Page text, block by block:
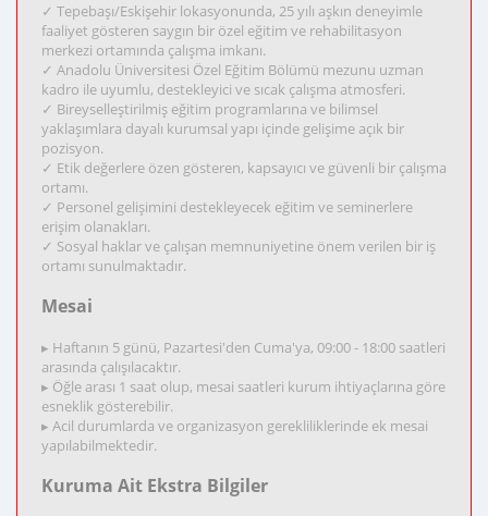
✓ Tepebaşı/Eskişehir lokasyonunda, 25 yılı aşkın deneyimle
faaliyet gösteren saygın bir özel eğitim ve rehabilitasyon
merkezi ortamında çalışma imkanı.
✓ Anadolu Üniversitesi Özel Eğitim Bölümü mezunu uzman
kadro ile uyumlu, destekleyici ve sıcak çalışma atmosferi.
✓ Bireyselleştirilmiş eğitim programlarına ve bilimsel
yaklaşımlara dayalı kurumsal yapı içinde gelişime açık bir
pozisyon.
✓ Etik değerlere özen gösteren, kapsayıcı ve güvenli bir çalışma
ortamı.
✓ Personel gelişimini destekleyecek eğitim ve seminerlere
erişim olanakları.
✓ Sosyal haklar ve çalışan memnuniyetine önem verilen bir iş
ortamı sunulmaktadır.
Mesai
▸ Haftanın 5 günü, Pazartesi'den Cuma'ya, 09:00 - 18:00 saatleri
arasında çalışılacaktır.
▸ Öğle arası 1 saat olup, mesai saatleri kurum ihtiyaçlarına göre
esneklik gösterebilir.
▸ Acil durumlarda ve organizasyon gerekliliklerinde ek mesai
yapılabilmektedir.
Kuruma Ait Ekstra Bilgiler